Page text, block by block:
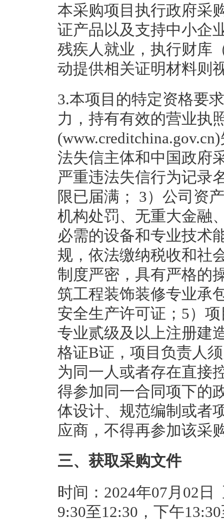
本采购项目执行政府采
证产品以及支持中小企
残疾人就业，执行财库
动提供相关证明材料则
3.本项目的特定资格要
力，持有有效的营业执
法失信主体和中国政府
严重违法失信行为记录
限已届满； 3）公司资
机构处罚、无重大金融
必需的设备和专业技术
规，依法缴纳税收和社
制度严密，具有严格的
筑工程装饰装修专业承
安全生产许可证；5）
专业贰级及以上注册建
格证B证，项目负责人
为同一人或者存在直接
得参加同一合同项下的
体设计、规范编制或者
应商，不得再参加该采
三、获取采购文件
时间：2024年07月02
9:30至12:30，下午